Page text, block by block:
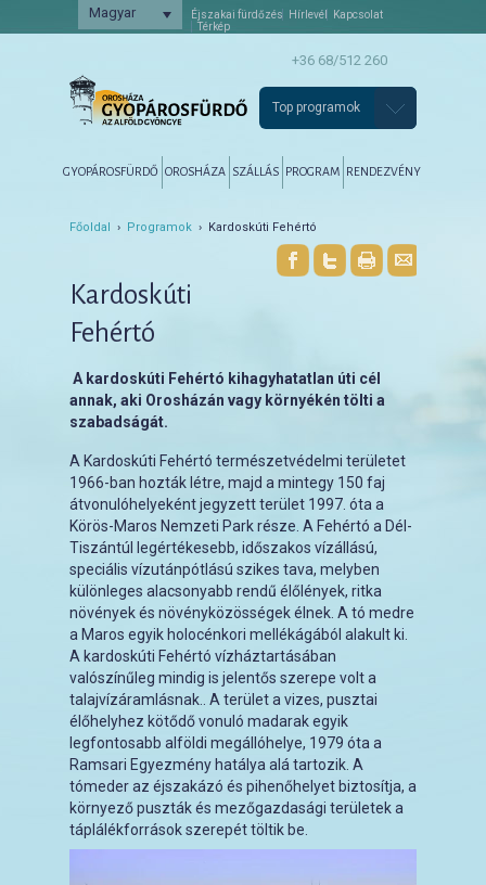
Magyar Éjszakai fürdőzés Hírlevél
Kapcsolat
Térkép
+36 68/512 260
Top programok
Tovább az elsődleges tartalomra
Tovább a másodlagos tartalomra
GYOPÁROSFÜRDŐ OROSHÁZA SZÁLLÁS PROGRAM RENDEZVÉNY
Főoldal › Programok › Kardoskúti Fehértó
Kardoskúti
Fehértó
A kardoskúti Fehértó kihagyhatatlan úti cél
annak, aki Orosházán vagy környékén tölti a
szabadságát.
A Kardoskúti Fehértó természetvédelmi területet
1966-ban hozták létre, majd a mintegy 150 faj
átvonulóhelyeként jegyzett terület 1997. óta a
Körös-Maros Nemzeti Park része. A Fehértó a Dél-
Tiszántúl legértékesebb, időszakos vízállású,
speciális vízutánpótlású szikes tava, melyben
különleges alacsonyabb rendű élőlények, ritka
növények és növényközösségek élnek. A tó medre
a Maros egyik holocénkori mellékágából alakult ki.
A kardoskúti Fehértó vízháztartásában
valószínűleg mindig is jelentős szerepe volt a
talajvízáramlásnak.. A terület a vizes, pusztai
élőhelyhez kötődő vonuló madarak egyik
legfontosabb alföldi megállóhelye, 1979 óta a
Ramsari Egyezmény hatálya alá tartozik. A
tómeder az éjszakázó és pihenőhelyet biztosítja, a
környező puszták és mezőgazdasági területek a
táplálékforrások szerepét töltik be.